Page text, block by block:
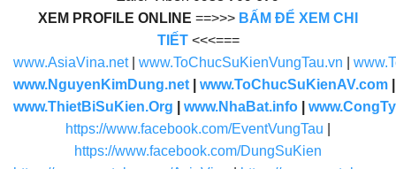
XEM PROFILE ONLINE ==>>> BẤM ĐỂ XEM CHI
TIẾT <<<===
www.AsiaVina.net| www.ToChucSuKienVungTau.vn
www.NguyenKimDung.net
www.ToChucSuKienAV.com
www.ThietBiSuKien.Org
www.NhaBat.info
https://www.facebook.com/EventVungTau
https://www.facebook.com/DungSuKien